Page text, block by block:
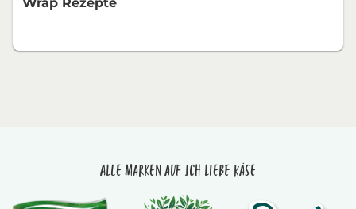
Alle Marken auf Ich liebe Käse